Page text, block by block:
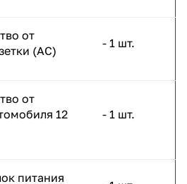
от
(AC)
- 1 шт.
от
12
- 1 шт.
питания